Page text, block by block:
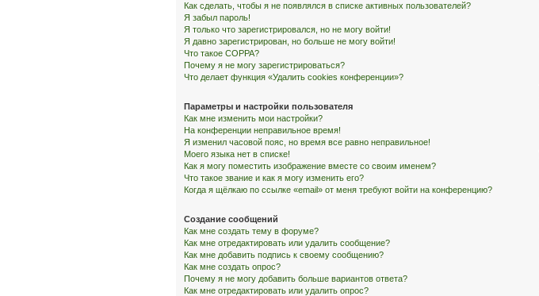
Как сделать, чтобы я не появлялся в списке активных пользователей?
Я забыл пароль!
Я только что зарегистрировался, но не могу войти!
Я давно зарегистрирован, но больше не могу войти!
Что такое COPPA?
Почему я не могу зарегистрироваться?
Что делает функция «Удалить cookies конференции»?
Параметры и настройки пользователя
Как мне изменить мои настройки?
На конференции неправильное время!
Я изменил часовой пояс, но время все равно неправильное!
Моего языка нет в списке!
Как я могу поместить изображение вместе со своим именем?
Что такое звание и как я могу изменить его?
Когда я щёлкаю по ссылке «email» от меня требуют войти на конференцию?
Создание сообщений
Как мне создать тему в форуме?
Как мне отредактировать или удалить сообщение?
Как мне добавить подпись к своему сообщению?
Как мне создать опрос?
Почему я не могу добавить больше вариантов ответа?
Как мне отредактировать или удалить опрос?